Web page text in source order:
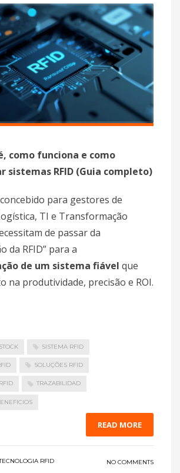
como funciona e como
sistemas RFID (Guia completo)
para gestores de
TI e Transformação
de passar da
da RFID” para a
de um sistema fiável que
na produtividade, precisão e ROI.
SISTEMA RFID
SOLUÇÕES RFID
TRAZABILIDAD
READ MORE
RFID NO COMMENTS